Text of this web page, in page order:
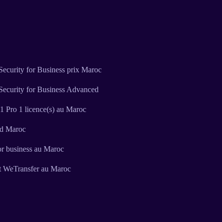
for Business prix Maroc
for Business Advanced
Pro 1 licence(s) au Maroc
Maroc
business au Maroc
au Maroc